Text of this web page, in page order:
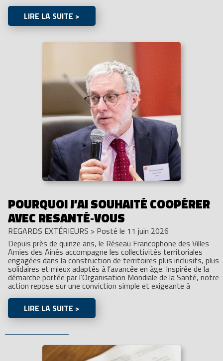
LIRE LA SUITE >
POURQUOI J’AI SOUHAITÉ COOPÉRER
AVEC RESANTÉ‑VOUS
REGARDS EXTÉRIEURS > Posté le 11 juin 2026
Depuis près de quinze ans, le Réseau Francophone des Villes
Amies des Aînés accompagne les collectivités territoriales
engagées dans la construction de territoires plus inclusifs, plus
solidaires et mieux adaptés à l’avancée en âge. Inspirée de la
démarche portée par l’Organisation Mondiale de la Santé, notre
action repose sur une conviction simple et exigeante à
LIRE LA SUITE >